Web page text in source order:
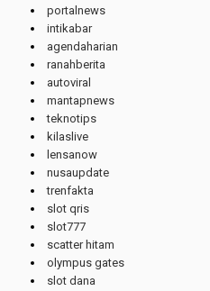
portalnews
intikabar
agendaharian
ranahberita
autoviral
mantapnews
teknotips
kilaslive
lensanow
nusaupdate
trenfakta
slot qris
slot777
scatter hitam
olympus gates
slot dana